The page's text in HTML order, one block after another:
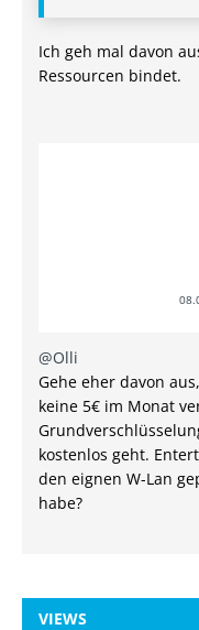
Ich geh mal davon
Ressourcen bindet.
@Olli
Gehe eher davon
keine 5€ im Monat
kostenlos geht.
den eignen W-Lan
habe?
VIEWS